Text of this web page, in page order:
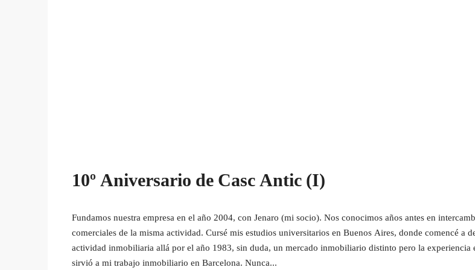
10º Aniversario de Casc Antic (I)
Fundamos nuestra empresa en el año 2004, con Jenaro (mi socio). Nos conocimos años antes en
comerciales de la misma actividad. Cursé mis estudios universitarios en Buenos Aires, donde comencé a
actividad inmobiliaria allá por el año 1983, sin duda, un mercado inmobiliario distinto pero la experiencia
sirvió a mi trabajo inmobiliario en Barcelona. Nunca...